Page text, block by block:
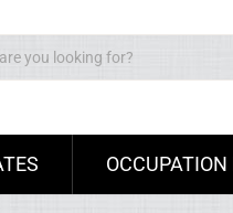
OCCUPATION